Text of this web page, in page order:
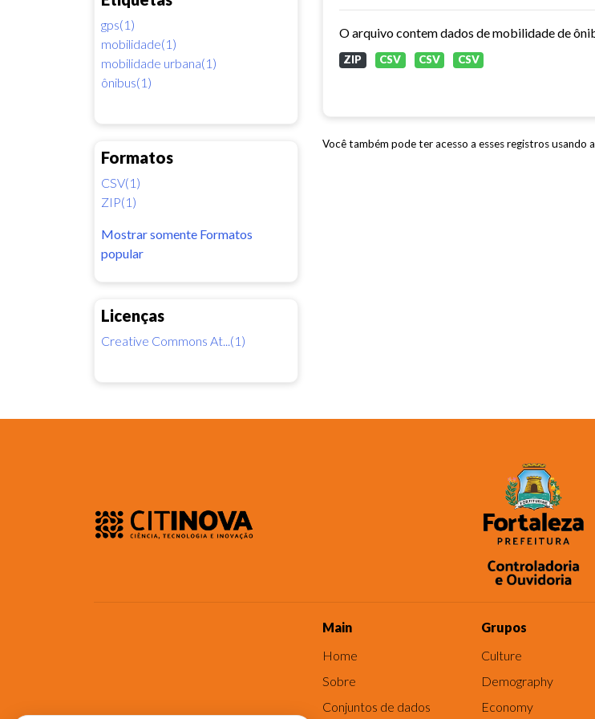
gps(1)
mobilidade(1)
mobilidade urbana(1)
ônibus(1)
Formatos
CSV(1)
ZIP(1)
Mostrar somente Formatos
popular
Licenças
Creative Commons At...(1)
ZIP CSV CSV CSV
Você também pode ter acesso a esses registros usando a
Main
Home
Sobre
Conjuntos de dados
Grupos
Culture
Demography
Economy